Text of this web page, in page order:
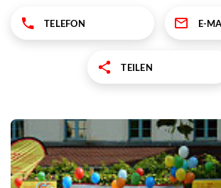
TELEFON E-
TEILEN